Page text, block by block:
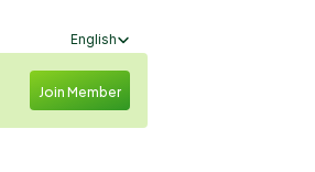
Select Language
English
Join Member